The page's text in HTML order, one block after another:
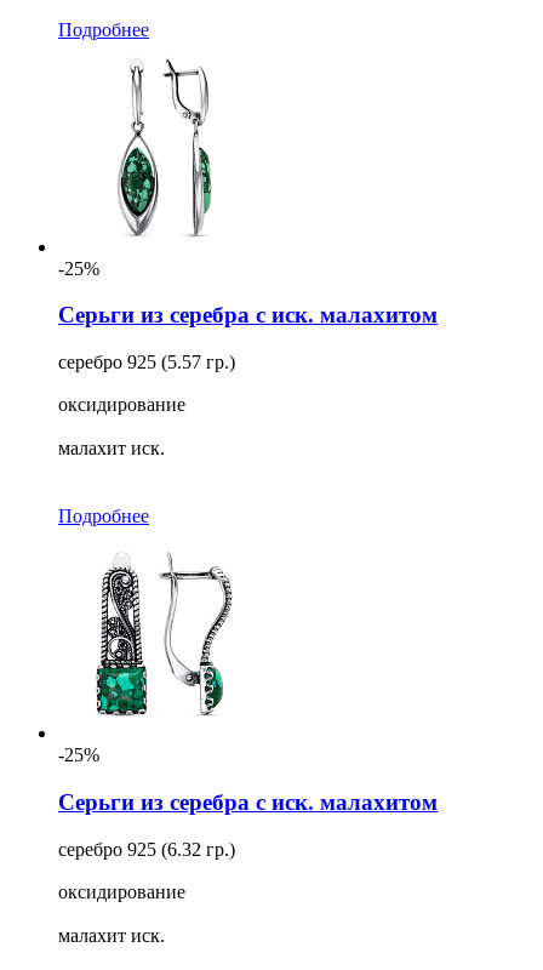
Подробнее
-25%
Серьги из серебра с иск. малахитом
серебро 925 (5.57 гр.)
оксидирование
малахит иск.
Подробнее
-25%
Серьги из серебра с иск. малахитом
серебро 925 (6.32 гр.)
оксидирование
малахит иск.